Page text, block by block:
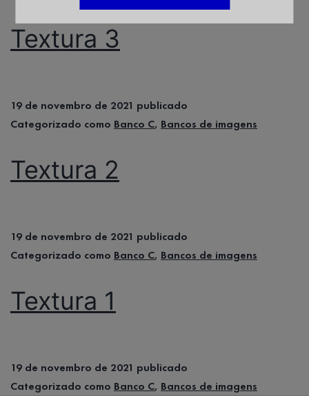
Textura 3
19 de novembro de 2021 publicado
Categorizado como Banco C, Bancos de imagens
Textura 2
19 de novembro de 2021 publicado
Categorizado como Banco C, Bancos de imagens
Textura 1
19 de novembro de 2021 publicado
Categorizado como Banco C, Bancos de imagens